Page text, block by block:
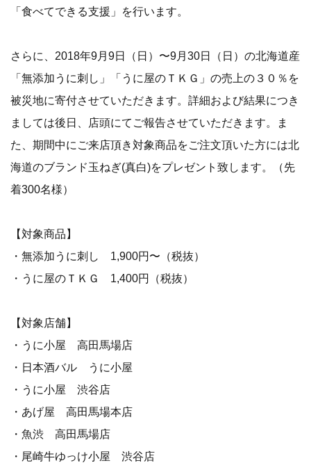
「食べてできる支援」を行います。
さらに、2018年9月9日（日）〜9月30日（日）の北海道産
「無添加うに刺し」「うに屋のＴＫＧ」の売上の３０％を
被災地に寄付させていただきます。詳細および結果につき
ましては後日、店頭にてご報告させていただきます。ま
た、期間中にご来店頂き対象商品をご注文頂いた方には北
海道のブランド玉ねぎ(真白)をプレゼント致します。（先
着300名様）
【対象商品】
・無添加うに刺し 1,900円〜（税抜）
・うに屋のＴＫＧ 1,400円（税抜）
【対象店舗】
・うに小屋 高田馬場店
・日本酒バル うに小屋
・うに小屋 渋谷店
・あげ屋 高田馬場本店
・魚渋 高田馬場店
・尾崎牛ゆっけ小屋 渋谷店